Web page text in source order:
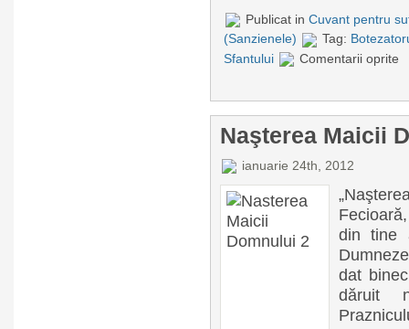
Publicat in Cuvant pentru
(Sanzienele)
Tag:
Sfantului
Comentarii oprite
Naşterea Maicii
ianuarie 24th, 2012
din tine
dat
dăruit